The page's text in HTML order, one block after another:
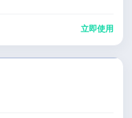
立即使用